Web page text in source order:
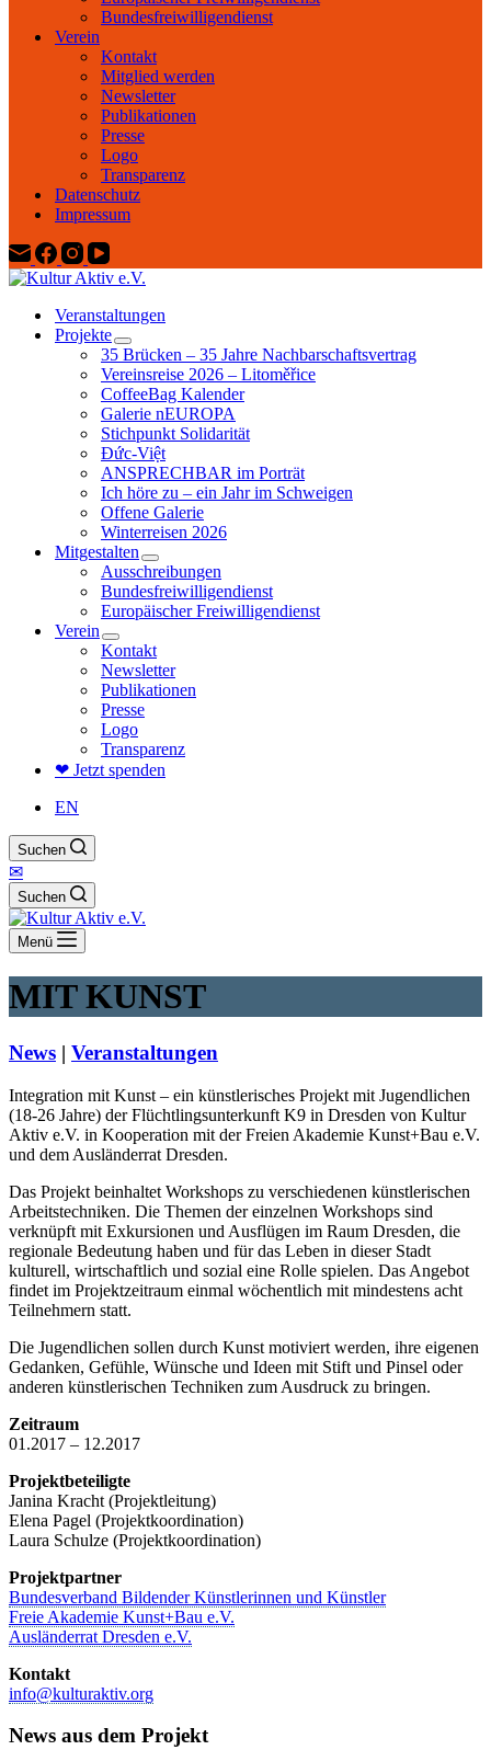
Bundesfreiwilligendienst
Verein
Kontakt
Mitglied werden
Newsletter
Publikationen
Presse
Logo
Transparenz
Datenschutz
Impressum
Veranstaltungen
Projekte
35 Brücken – 35 Jahre Nachbarschaftsvertrag
Vereinsreise 2026 – Litoměřice
CoffeeBag Kalender
Galerie nEUROPA
Stichpunkt Solidarität
Đức-Việt
ANSPRECHBAR im Porträt
Ich höre zu – ein Jahr im Schweigen
Offene Galerie
Winterreisen 2026
Mitgestalten
Ausschreibungen
Bundesfreiwilligendienst
Europäischer Freiwilligendienst
Verein
Kontakt
Newsletter
Publikationen
Presse
Logo
Transparenz
❤ Jetzt spenden
EN
Suchen
✉
Suchen
Menü
MIT KUNST
News | Veranstaltungen
Integration mit Kunst – ein künstlerisches Projekt mit Jugendlichen
(18-26 Jahre) der Flüchtlingsunterkunft K9 in Dresden von Kultur
Aktiv e.V. in Kooperation mit der Freien Akademie Kunst+Bau e.V.
und dem Ausländerrat Dresden.
Das Projekt beinhaltet Workshops zu verschiedenen künstlerischen
Arbeitstechniken. Die Themen der einzelnen Workshops sind
verknüpft mit Exkursionen und Ausflügen im Raum Dresden, die
regionale Bedeutung haben und für das Leben in dieser Stadt
kulturell, wirtschaftlich und sozial eine Rolle spielen. Das Angebot
findet im Projektzeitraum einmal wöchentlich mit mindestens acht
Teilnehmern statt.
Die Jugendlichen sollen durch Kunst motiviert werden, ihre eigenen
Gedanken, Gefühle, Wünsche und Ideen mit Stift und Pinsel oder
anderen künstlerischen Techniken zum Ausdruck zu bringen.
Zeitraum
01.2017 – 12.2017
Projektbeteiligte
Janina Kracht (Projektleitung)
Elena Pagel (Projektkoordination)
Laura Schulze (Projektkoordination)
Projektpartner
Bundesverband Bildender Künstlerinnen und Künstler
Freie Akademie Kunst+Bau e.V.
Ausländerrat Dresden e.V.
Kontakt
info@kulturaktiv.org
News aus dem Projekt